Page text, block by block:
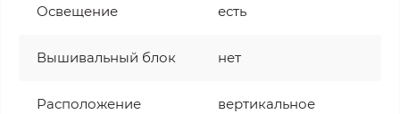
Освещение есть
Вышивальный блок нет
Расположение вертикальное